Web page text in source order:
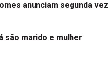
anunciam segunda vez
são marido e mulher